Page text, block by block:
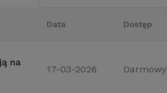
Data Dostęp
na
17-03-2026 Darmowy